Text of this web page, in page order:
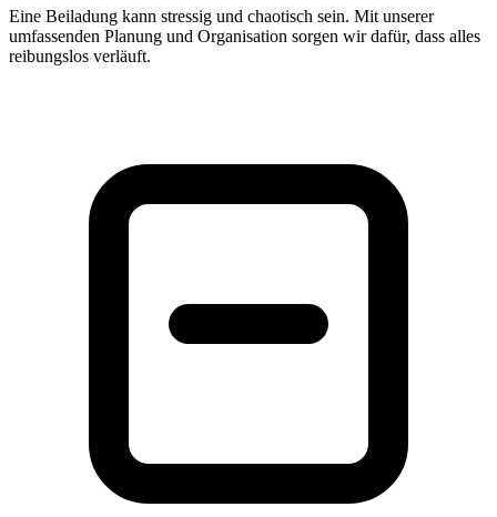
Eine Beiladung kann stressig und chaotisch sein. Mit unserer
umfassenden Planung und Organisation sorgen wir dafür, dass alles
reibungslos verläuft.